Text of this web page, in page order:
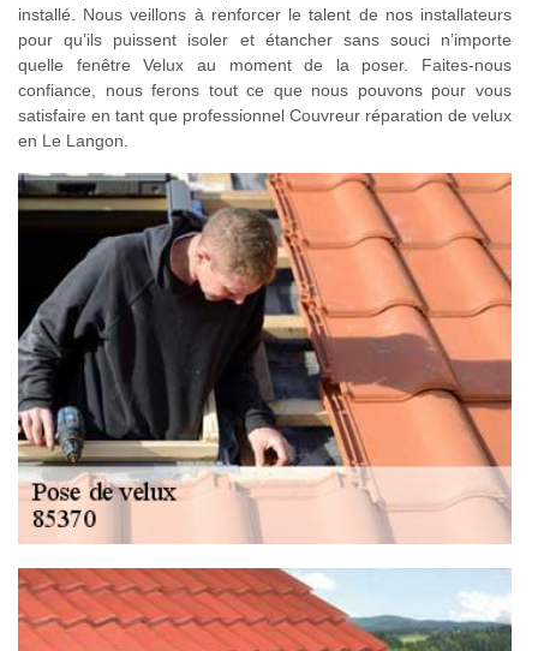
installé. Nous veillons à renforcer le talent de nos installateurs
pour qu’ils puissent isoler et étancher sans souci n’importe
quelle fenêtre Velux au moment de la poser. Faites-nous
confiance, nous ferons tout ce que nous pouvons pour vous
satisfaire en tant que professionnel Couvreur réparation de velux
en Le Langon.